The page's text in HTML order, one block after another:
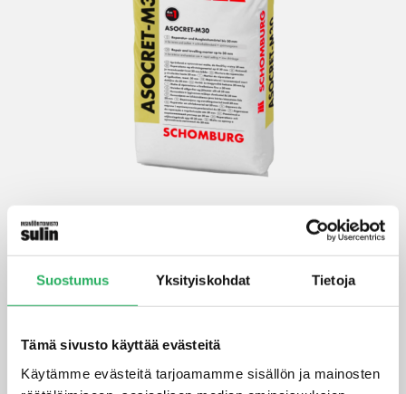
Suostumus Yksityiskohdat Tietoja
Tämä sivusto käyttää evästeitä
Käytämme evästeitä tarjoamamme sisällön ja mainosten
Asocret-M30 -laasti
Asocret-M30 on monikäyttöinen, vesitiivis, nopeasti
tiilirakenteiden ja betonirakenteiden tasoittamiseen